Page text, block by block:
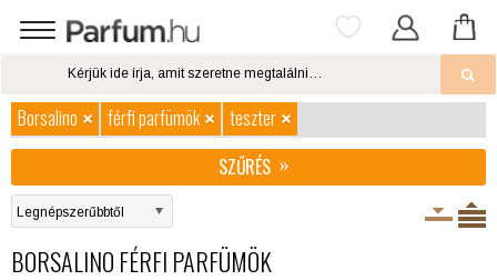
Borsalino férfi parfümök
teszter
SZŰRÉS
BORSALINO FÉRFI PARFÜMÖK